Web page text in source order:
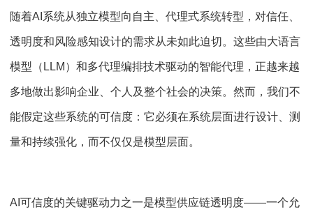
随着AI系统从独立模型向自主、代理式系统转型，对信任、
透明度和风险感知设计的需求从未如此迫切。这些由大语言
模型（LLM）和多代理编排技术驱动的智能代理，正越来越
多地做出影响企业、个人及整个社会的决策。然而，我们不
能假定这些系统的可信度：它必须在系统层面进行设计、测
量和持续强化，而不仅仅是模型层面。
AI可信度的关键驱动力之一是模型供应链透明度——一个允